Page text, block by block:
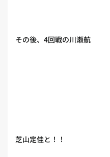
その後、4回戦の川瀬航
芝山定佳と！！